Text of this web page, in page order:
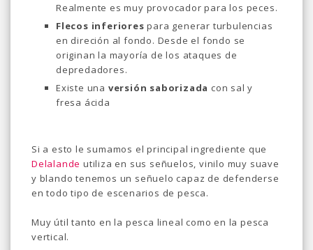
Realmente es muy provocador para los peces.
Flecos inferiores para generar turbulencias
en direción al fondo. Desde el fondo se
originan la mayoría de los ataques de
depredadores.
Existe una versión saborizada con sal y
fresa ácida
Si a esto le sumamos el principal ingrediente que
Delalande utiliza en sus señuelos, vinilo muy suave
y blando tenemos un señuelo capaz de defenderse
en todo tipo de escenarios de pesca.
Muy útil tanto en la pesca lineal como en la pesca
vertical.